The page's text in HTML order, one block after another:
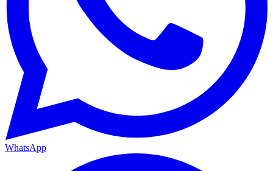
WhatsApp